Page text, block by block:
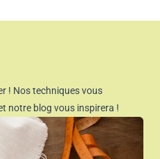
! Nos techniques vous
notre blog vous inspirera !